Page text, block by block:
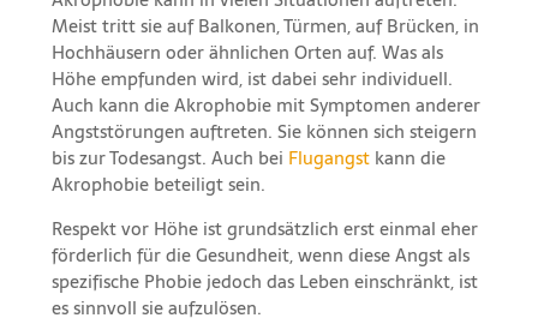
Meist tritt sie auf Balkonen, Türmen, auf Brücken, in
Hochhäusern oder ähnlichen Orten auf. Was als
Höhe empfunden wird, ist dabei sehr individuell.
Auch kann die Akrophobie mit Symptomen anderer
Angststörungen auftreten. Sie können sich steigern
bis zur Todesangst. Auch bei Flugangstkann die
Akrophobie beteiligt sein.
Respekt vor Höhe ist grundsätzlich erst einmal eher
förderlich für die Gesundheit, wenn diese Angst als
spezifische Phobie jedoch das Leben einschränkt, ist
es sinnvoll sie aufzulösen.